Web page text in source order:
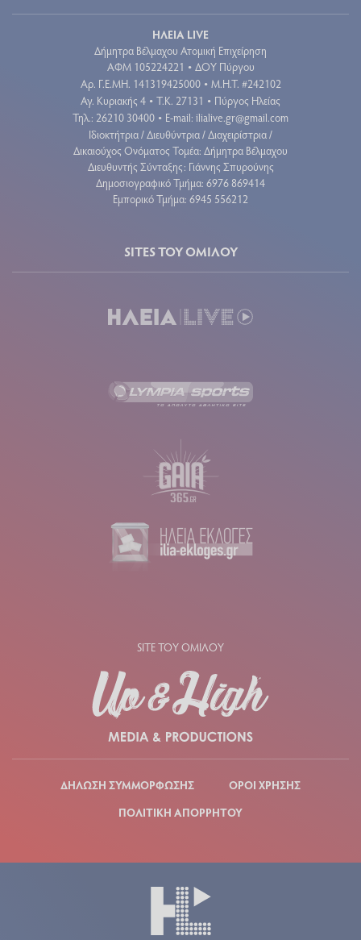
ΗΛΕΙΑ LIVE
Δήμητρα Βέλμαχου Ατομική Επιχείρηση
ΑΦΜ 105224221 • ΔΟΥ Πύργου
Aρ. Γ.Ε.ΜΗ. 141319425000 • Μ.Η.Τ. #242102
Αγ. Κυριακής 4 • Τ.Κ. 27131 • Πύργος Ηλείας
Τηλ.: 26210 30400 • E-mail: ilialive.gr@gmail.com
Ιδιοκτήτρια / Διευθύντρια / Διαχειρίστρια /
Δικαιούχος Ονόματος Τομέα: Δήμητρα Βέλμαχου
Διευθυντής Σύνταξης: Γιάννης Σπυρούνης
Δημοσιογραφικό Τμήμα: 6976 869414
Εμπορικό Τμήμα: 6945 556212
SITES ΤΟΥ ΟΜΙΛΟΥ
SITE ΤΟΥ ΟΜΙΛΟΥ
ΔΗΛΩΣΗ ΣΥΜΜΟΡΦΩΣΗΣ
ΟΡΟΙ ΧΡΗΣΗΣ
ΠΟΛΙΤΙΚΗ ΑΠΟΡΡΗΤΟΥ